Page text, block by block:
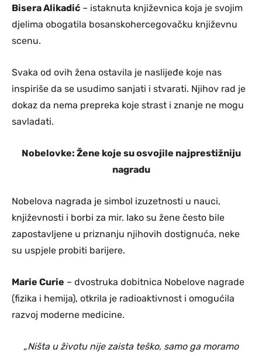
Bisera Alikadić – istaknuta književnica koja je svojim
djelima obogatila bosanskohercegovačku književnu
scenu.
Svaka od ovih žena ostavila je naslijeđe koje nas
inspiriše da se usudimo sanjati i stvarati. Njihov rad je
dokaz da nema prepreka koje strast i znanje ne mogu
savladati.
Nobelovke: Žene koje su osvojile najprestižniju
nagradu
Nobelova nagrada je simbol izuzetnosti u nauci,
književnosti i borbi za mir. Iako su žene često bile
zapostavljene u priznanju njihovih dostignuća, neke
su uspjele probiti barijere.
Marie Curie – dvostruka dobitnica Nobelove nagrade
(fizika i hemija), otkrila je radioaktivnost i omogućila
razvoj moderne medicine.
„Ništa u životu nije zaista teško, samo ga moramo